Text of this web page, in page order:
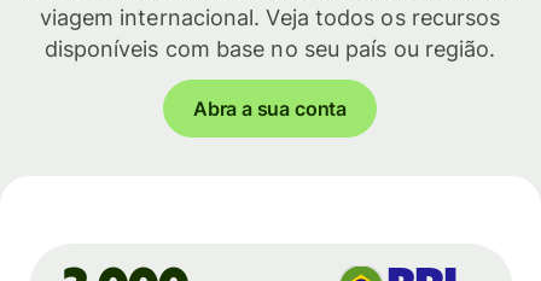
viagem internacional. Veja todos os recursos
disponíveis com base no seu país ou região.
Abra a sua conta